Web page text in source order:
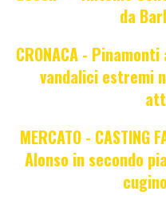
da
CRONACA -
vandalici estremi
MERCATO - CASTING
Alonso in secondo